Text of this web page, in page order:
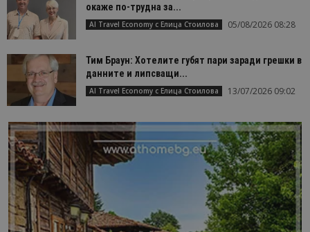
окаже по-трудна за...
AI Travel Economy с Елица Стоилова 05/08/2026 08:28
Тим Браун: Хотелите губят пари заради грешки в
данните и липсващи...
AI Travel Economy с Елица Стоилова 13/07/2026 09:02